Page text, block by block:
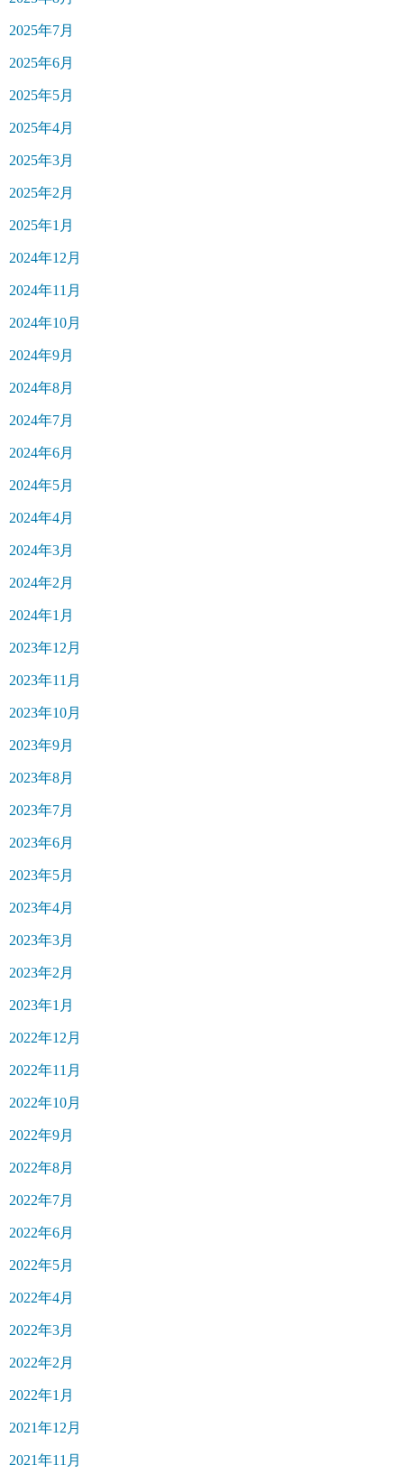
2025年7月
2025年6月
2025年5月
2025年4月
2025年3月
2025年2月
2025年1月
2024年12月
2024年11月
2024年10月
2024年9月
2024年8月
2024年7月
2024年6月
2024年5月
2024年4月
2024年3月
2024年2月
2024年1月
2023年12月
2023年11月
2023年10月
2023年9月
2023年8月
2023年7月
2023年6月
2023年5月
2023年4月
2023年3月
2023年2月
2023年1月
2022年12月
2022年11月
2022年10月
2022年9月
2022年8月
2022年7月
2022年6月
2022年5月
2022年4月
2022年3月
2022年2月
2022年1月
2021年12月
2021年11月